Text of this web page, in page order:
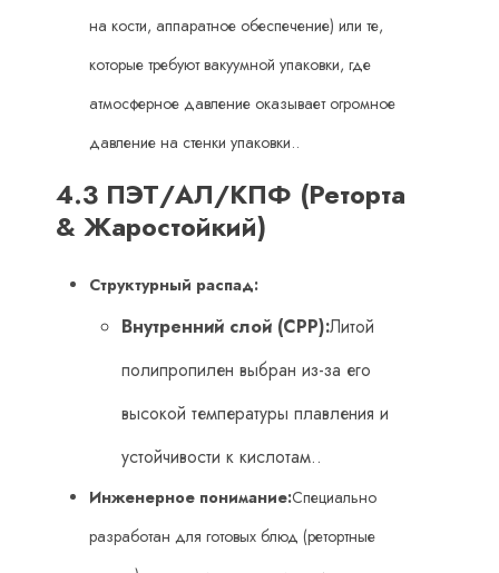
на кости, аппаратное обеспечение) или те,
которые требуют вакуумной упаковки, где
атмосферное давление оказывает огромное
давление на стенки упаковки..
4.3 ПЭТ/АЛ/КПФ (Реторта
& Жаростойкий)
Структурный распад:
Внутренний слой (CPP):Литой
полипропилен выбран из-за его
высокой температуры плавления и
устойчивости к кислотам..
Инженерное понимание:Специально
разработан для готовых блюд (ретортные